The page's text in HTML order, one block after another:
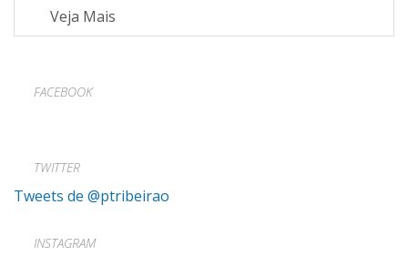
Veja Mais
FACEBOOK
TWITTER
Tweets de @ptribeirao
INSTAGRAM